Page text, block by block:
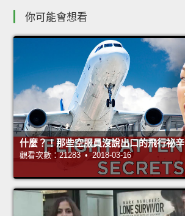
你可能會想看
什麼？！那些空服員沒說出口的飛行祕辛
觀看次數：21283 • 2018-03-16